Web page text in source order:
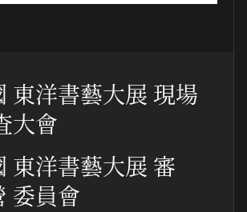
東洋書藝大展 現場
大會
東洋書藝大展 審
委員會